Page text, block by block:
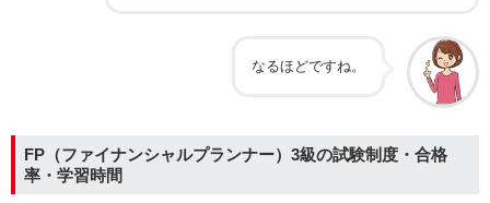
なるほどですね。
FP（ファイナンシャルプランナー）3級の試験制度・合格
率・学習時間